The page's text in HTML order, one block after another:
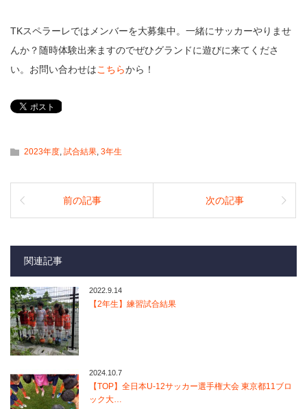
TKスペラーレではメンバーを大募集中。一緒にサッカーやりませ
んか？随時体験出来ますのでぜひグランドに遊びに来てくださ
い。お問い合わせはこちらから！
2023年度, 試合結果, 3年生
前の記事 次の記事
関連記事
2022.9.14
【2年生】練習試合結果
2024.10.7
【TOP】全日本U-12サッカー選手権大会 東京都11ブロ
ック大…